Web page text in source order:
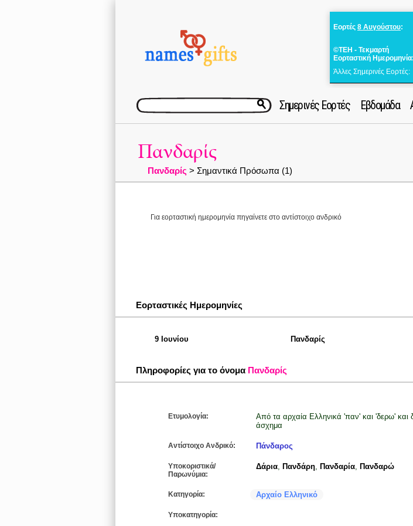
Εορτές 8 Αυγούστου:
©ΤΕΗ - Τεκμαρτή
Εορταστική Ημερομηνία:
Άλλες Σημερινές Εορτές:
Σημερινές Εορτές Εβδομάδα
Πανδαρίς
Πανδαρίς > Σημαντικά Πρόσωπα (1)
Για εορταστική ημερομηνία πηγαίνετε στο αντίστοιχο ανδρικό
Εορταστικές Ημερομηνίες
9 Ιουνίου Πανδαρίς
Πληροφορίες για το όνομα Πανδαρίς
Ετυμολογία:
Από τα αρχαία Ελληνικά 'παν' και 'δερω' και
άσχημα
Αντίστοιχο Ανδρικό: Πάνδαρος
Υποκοριστικά/
Παρωνύμια:
Δάρια, Πανδάρη, Πανδαρία, Πανδαρώ
Κατηγορία: Αρχαίο Ελληνικό
Υποκατηγορία: